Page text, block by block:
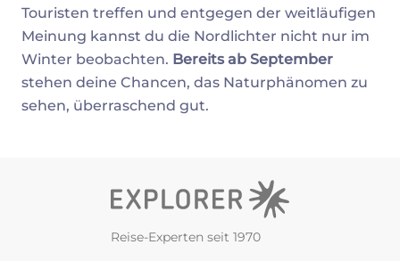
Touristen treffen und entgegen der weitläufigen
Meinung kannst du die Nordlichter nicht nur im
Winter beobachten. Bereits ab September
stehen deine Chancen, das Naturphänomen zu
sehen, überraschend gut.
Reise-Experten seit 1970